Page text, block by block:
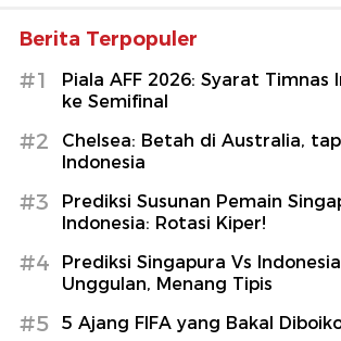
Berita Terpopuler
#1
Piala AFF 2026: Syarat Timnas
ke Semifinal
#2
Chelsea: Betah di Australia,
Indonesia
#3
Prediksi Susunan Pemain
Indonesia: Rotasi Kiper!
#4
Prediksi Singapura Vs
Unggulan, Menang Tipis
#5 5 Ajang FIFA yang Bakal